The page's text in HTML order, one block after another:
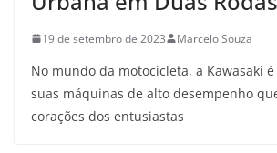
19 de setembro de 2023 Marcelo Souza
No mundo da motocicleta, a Kawasaki
suas máquinas de alto desempenho
corações dos entusiastas